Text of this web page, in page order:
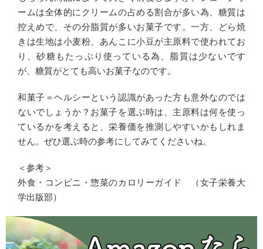
ームは全体的にクリームの占める割合が多い為、糖質は
控えめで、その分脂質が多いお菓子です。一方、どら焼
きは生地は小麦粉、あんこに小豆が主原料で使われてお
り、砂糖もたっぷり使っている為、脂質は少ないです
が、糖質がとても高いお菓子なのです。
和菓子＝ヘルシーという認識があった方も意外なのでは
ないでしょうか？お菓子を選ぶ時は、主原料は何を使っ
ているかを考えると、栄養価を推測しやすいかもしれま
せん。ぜひ選ぶ時の参考にしてみてくださいね。
＜参考＞
外食・コンビニ・惣菜のカロリーガイド （女子栄養大
学出版部）